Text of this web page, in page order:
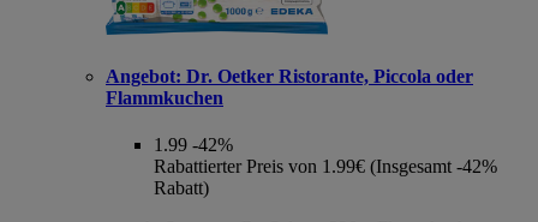
Angebot: Dr. Oetker Ristorante, Piccola oder
Flammkuchen
1.99 -42%
Rabattierter Preis von 1.99€ (Insgesamt -42%
Rabatt)